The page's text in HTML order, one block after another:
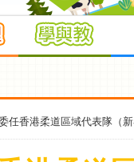
任香港柔道區域代表隊（